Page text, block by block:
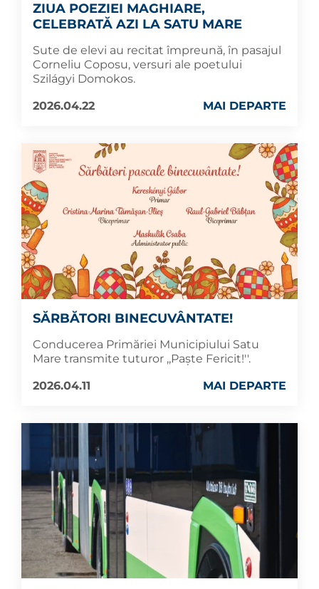
ZIUA POEZIEI MAGHIARE,
CELEBRATĂ AZI LA SATU MARE
Sute de elevi au recitat împreună, în pasajul
Corneliu Coposu, versuri ale poetului
Szilágyi Domokos.
2026.04.22
MAI DEPARTE
SĂRBĂTORI BINECUVÂNTATE!
Conducerea Primăriei Municipiului Satu
Mare transmite tuturor ,,Paște Fericit!''.
2026.04.11
MAI DEPARTE